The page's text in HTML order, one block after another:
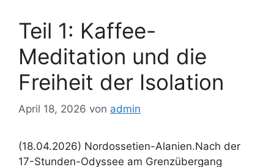
Teil 1: Kaffee-
Meditation und die
Freiheit der Isolation
April 18, 2026 von admin
(18.04.2026) Nordossetien-Alanien.Nach der
17-Stunden-Odyssee am Grenzübergang